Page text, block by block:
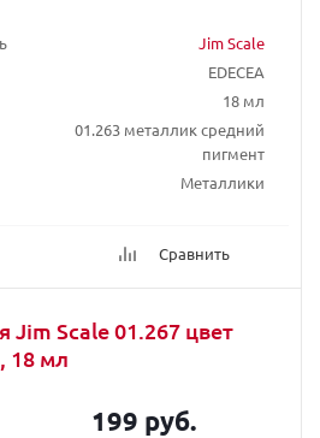
Jim Scale
EDECEA
18 мл
01.263 металлик средний
пигмент
Металлики
Сравнить
Jim Scale 01.267 цвет
18 мл
199 руб.